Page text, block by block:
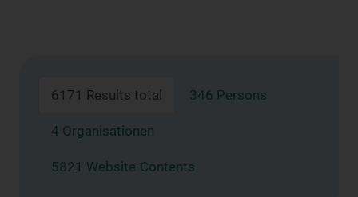
6171 Results total 346 Persons
4 Organisationen
5821 Website-Contents